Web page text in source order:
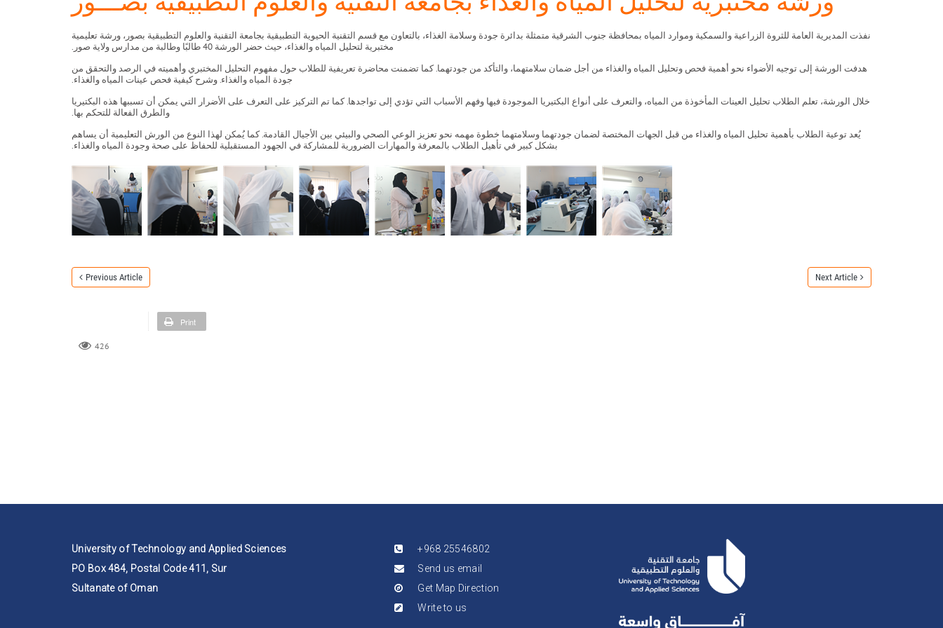
نفذت المديرية العامة للثروة الزراعية والسمكية وموارد المياه بمحافظة جنوب الشرقية متمثلة بدائرة جودة وسلامة الغذاء، بالتعاون مع قسم التقنية الحيوية التطبيقية بجامعة التقنية والعلوم التطبيقية بصور، ورشة تعليمية
مختبرية لتحليل المياه والغذاء، حيث حضر الورشة 40 طالبًا وطالبة من مدارس ولاية صور.
هدفت الورشة إلى توجيه الأضواء نحو أهمية فحص وتحليل المياه والغذاء من أجل ضمان سلامتهما، والتأكد من جودتهما. كما تضمنت محاضرة تعريفية للطلاب حول مفهوم التحليل المختبري وأهميته في الرصد والتحقق من
جودة المياه والغذاء. وشرح كيفية فحص عينات المياه والغذاء.
خلال الورشة، تعلم الطلاب تحليل العينات المأخوذة من المياه، والتعرف على أنواع البكتيريا الموجودة فيها وفهم الأسباب التي تؤدي إلى تواجدها. كما تم التركيز على التعرف على الأضرار التي يمكن أن تسببها هذه البكتيريا
والطرق الفعالة للتحكم بها.
يُعد توعية الطلاب بأهمية تحليل المياه والغذاء من قبل الجهات المختصة لضمان جودتهما وسلامتهما خطوة مهمه نحو تعزيز الوعي الصحي والبيئي بين الأجيال القادمة. كما يُمكن لهذا النوع من الورش التعليمية أن يساهم
بشكل كبير في تأهيل الطلاب بالمعرفة والمهارات الضرورية للمشاركة في الجهود المستقبلية للحفاظ على صحة وجودة المياه والغذاء.
Previous Article Next Article
Print
426
University of Technology and Applied Sciences
PO Box 484, Postal Code 411, Sur
Sultanate of Oman
+968 25546802
Send us email
Get Map Direction
Write to us